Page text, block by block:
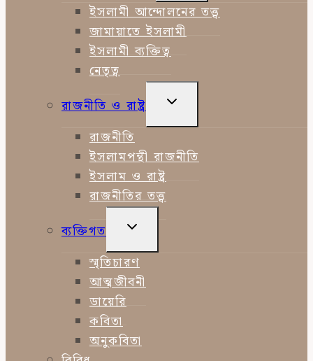
MENU
ইসলামী আন্দোলনের তত্ত্ব
জামায়াতে ইসলামী
ইসলামী ব্যক্তিত্ব
নেতৃত্ব
রাজনীতি ও রাষ্ট্র
TOGGLE
রাজনীতি
ইসলামপন্থী রাজনীতি
ইসলাম ও রাষ্ট্র
রাজনীতির তত্ত্ব
ব্যক্তিগত
TOGGLE
MENU
স্মৃতিচারণ
আত্মজীবনী
ডায়েরি
কবিতা
অনুকবিতা